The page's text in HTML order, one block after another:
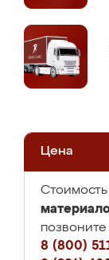
Цена
8 (800)